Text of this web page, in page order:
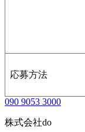
応募方法
090 9053 3000
株式会社do